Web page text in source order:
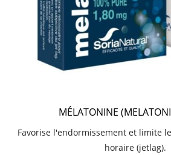
MÉLATONINE
Favorise l'endormissement et limite
horaire (jetlag).